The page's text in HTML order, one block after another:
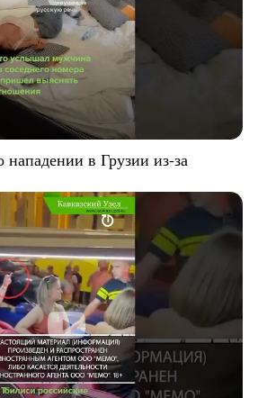
нападении в Грузии из-за